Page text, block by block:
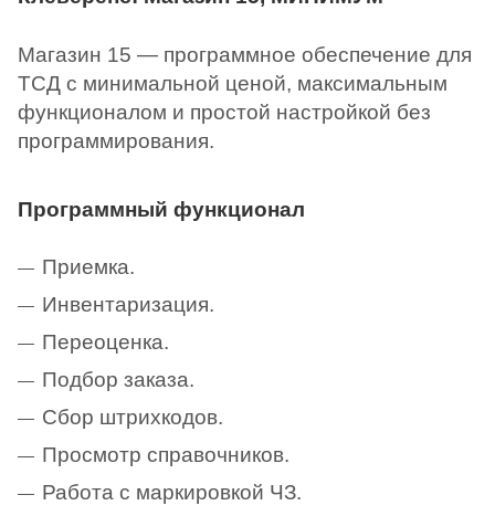
Магазин 15 — программное обеспечение для
ТСД с минимальной ценой, максимальным
функционалом и простой настройкой без
программирования.
Программный функционал
Приемка.
Инвентаризация.
Переоценка.
Подбор заказа.
Сбор штрихкодов.
Просмотр справочников.
Работа с маркировкой ЧЗ.